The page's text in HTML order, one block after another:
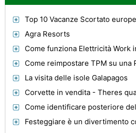
Top 10 Vacanze Scortato
Agra Resorts
Come reimpostare TPM su una
La visita delle isole Galapagos
Corvette in vendita - Theres